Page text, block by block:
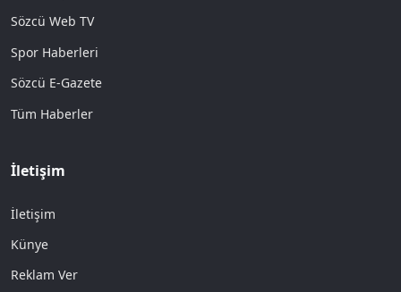
Sözcü Web TV
Spor Haberleri
Sözcü E-Gazete
Tüm Haberler
İletişim
İletişim
Künye
Reklam Ver